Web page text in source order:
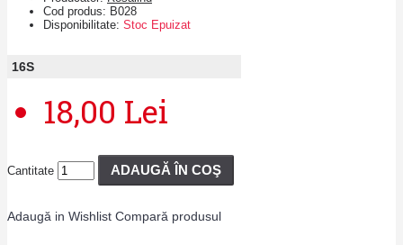
Cod produs: B028
Disponibilitate: Stoc Epuizat
16S
18,00 Lei
Cantitate ADAUGĂ ÎN COŞ
Adaugă in Wishlist Compară produsul